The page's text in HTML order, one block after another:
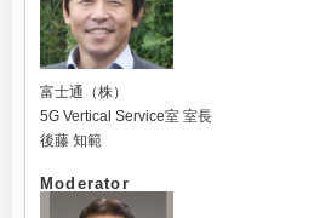
富士通（株）
5G Vertical Service室 室長
後藤 知範
Moderator